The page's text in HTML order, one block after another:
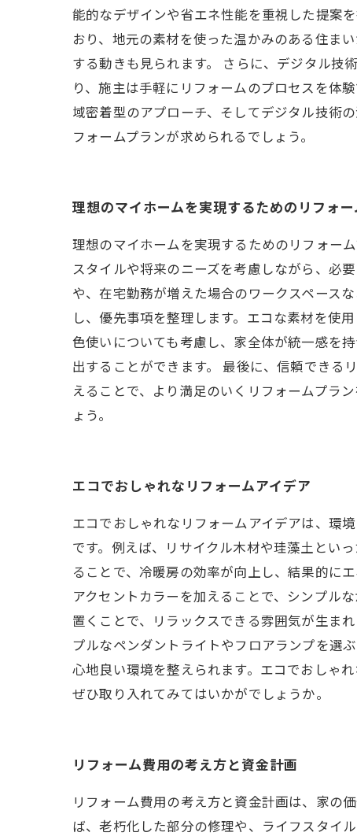
能的なデザインや省エネ性能を重視した提案
おり、地元の素材を使った温かみのある住ま
する動きも見られます。 さらに、デジタル技
り、施主は手軽にリフォームのプロセスを体
域密着型のアプローチ、そしてデジタル技術
フォームプランが求められるでしょう。
理想のマイホームを実現するためのリフォー
理想のマイホームを実現するためのリフォー
スタイルや将来のニーズを考慮しながら、必
や、在宅勤務が増えた場合のワークスペース
し、優先事項を整理します。エコな素材を使
色使いについても考慮し、家全体が統一感を
出することができます。 最後に、信頼できる
えることで、より満足のいくリフォームプラ
ょう。
エコでおしゃれなリフォームアイデア
エコでおしゃれなリフォームアイデアは、環
です。例えば、リサイクル木材や珪藻土とい
ることで、冷暖房の効率が向上し、結果的に
アクセントカラーを加えることで、シンプル
置くことで、リラックスできる雰囲気が生ま
プルなペンダントライトやフロアランプを選
心地良い環境を整えられます。エコでおしゃ
ぜひ取り入れてみてはいかがでしょうか。
リフォーム費用の考え方と資金計画
リフォーム費用の考え方と資金計画は、家の
ば、老朽化した部分の修理や、ライフスタイ